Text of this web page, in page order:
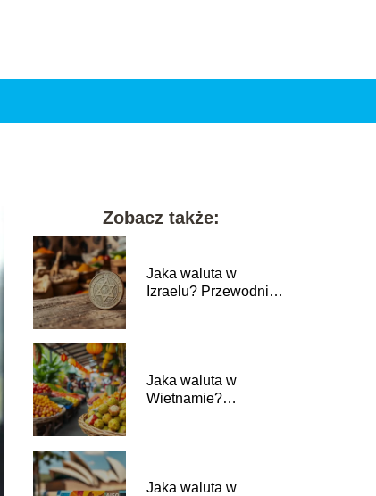
Zobacz także:
Jaka waluta w
Izraelu? Przewodnik
Jaka waluta w
Wietnamie?
Jaka waluta w